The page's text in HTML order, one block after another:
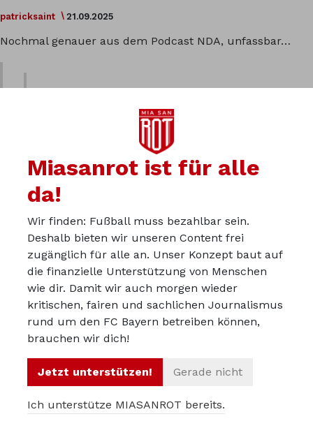
patricksaint 21.09.2025
Nochmal genauer aus dem Podcast NDA, unfassbar…
verhandelt. Der Boateng streitet ab
Sherin S. jemals Gewalt angetan zu
haben Die Anwälte von Boateng sagen
vor Gericht, ihr Mandant würde nichts
außer einem Freispruch akzeptieren.
Ich habe den Prozess in München im
Herbst 2022 als Journalistin begleitet.
Während Sherin S. befragt wird, sitze ich
vor Ort im Gericht. Boateng verweigert
die Aussage. Das ist sein Recht als
aussagen, weil sie Opfer und damit
Zeugin ist. Sherin S. muss Fragen
beantworten von der Staatsanwaltschaft,
Miasanrot ist für alle
da!
Wir finden: Fußball muss bezahlbar sein.
Deshalb bieten wir unseren Content frei
zugänglich für alle an. Unser Konzept baut auf
die finanzielle Unterstützung von Menschen
wie dir. Damit wir auch morgen wieder
kritischen, fairen und sachlichen Journalismus
rund um den FC Bayern betreiben können,
brauchen wir dich!
Jetzt unterstützen! Gerade nicht
Ich unterstütze MIASANROT bereits.